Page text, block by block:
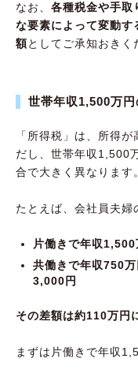
なお、 各種税金や手取
な要素によって変動す
額としてご承知おきく
世帯年収1,500万
「所得税」は、所得
だし、世帯年収1,500
合で大きく異なります。
たとえば、会社員夫婦
片働きで年収
共働きで年収750
3,000円
その差額は約110万円
まずは片働きで年収